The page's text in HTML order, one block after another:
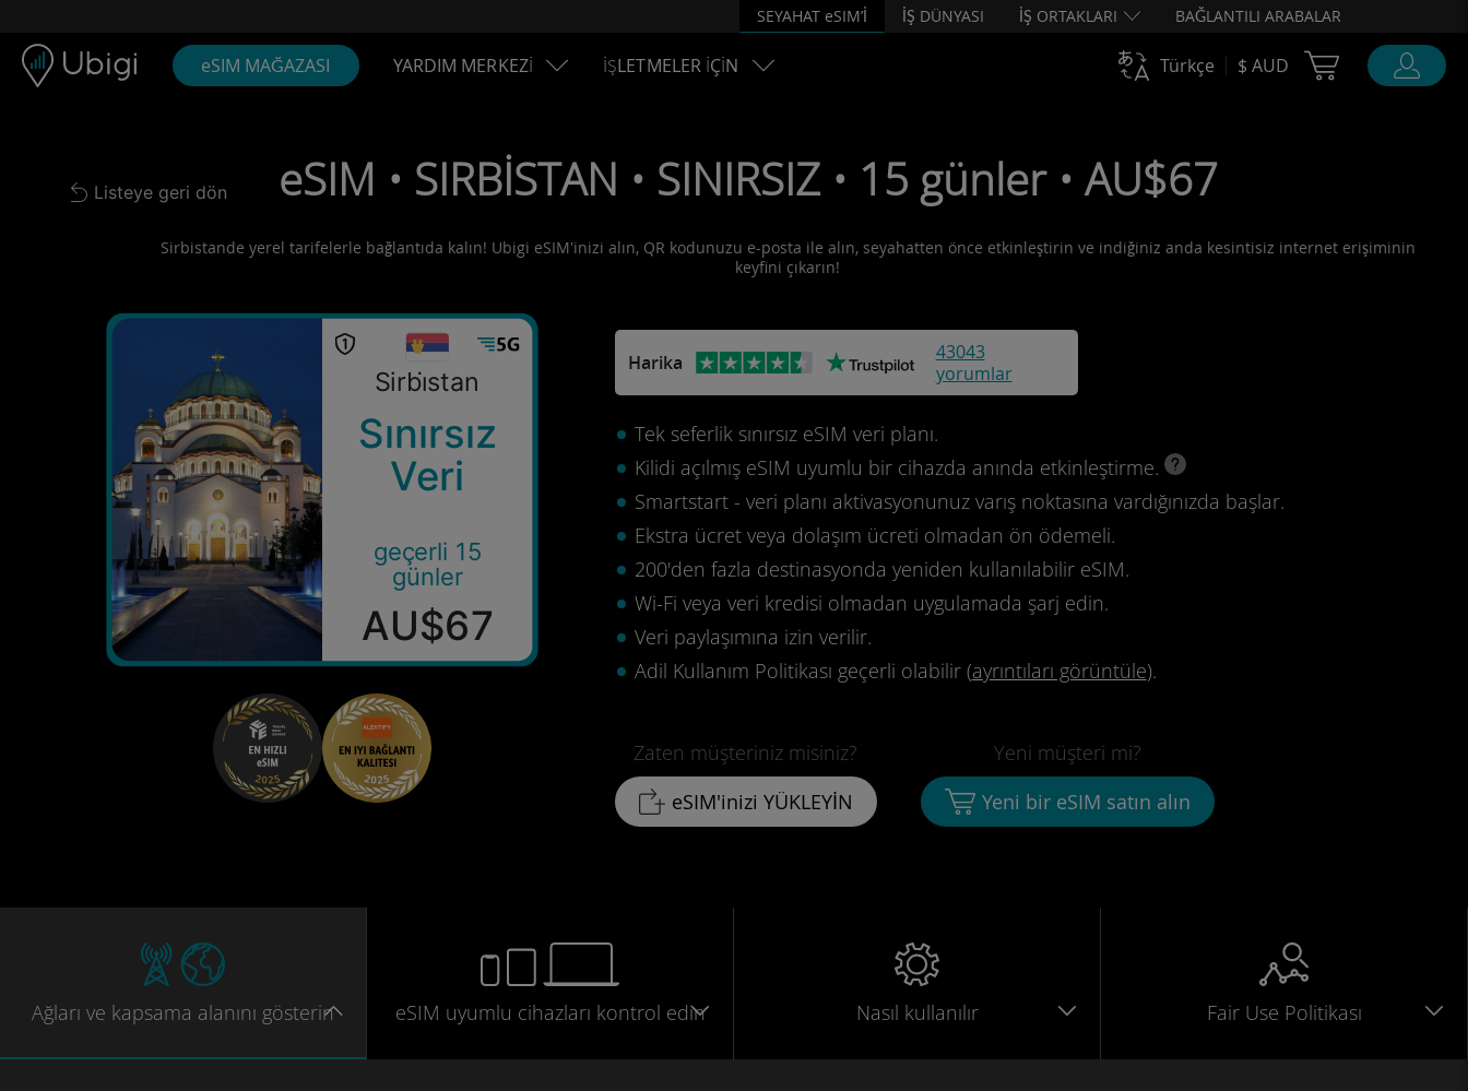
SEYAHAT eSIM’İ İŞ DÜNYASI İŞ ORTAKLARI BAĞLANTILI ARABALAR
eSIM MAĞAZASI YARDIM MERKEZİ İŞLETMELER İÇİN Türkçe $ AUD Cart Ubigi
Back to list
Listeye geri dön eSIM • SIRBİSTAN • SINIRSIZ • 15 günler • AU$67
Sirbistande yerel tarifelerle bağlantıda kalın! Ubigi eSIM'inizi alın, QR kodunuzu e-posta ile alın, seyahatten önce etkinleştirin ve indiğiniz anda kesintisiz internet erişiminin
keyfini çıkarın!
Sirbi̇stan
Sınırsız
Veri
geçerli 15
günler
AU$67
Harika
43043
yorumlar
Tek seferlik sınırsız eSIM veri planı.
Kilidi açılmış eSIM uyumlu bir cihazda anında etkinleştirme.
Smartstart - veri planı aktivasyonunuz varış noktasına vardığınızda başlar.
Ekstra ücret veya dolaşım ücreti olmadan ön ödemeli.
200'den fazla destinasyonda yeniden kullanılabilir eSIM.
Wi-Fi veya veri kredisi olmadan uygulamada şarj edin.
Veri paylaşımına izin verilir.
Adil Kullanım Politikası geçerli olabilir (ayrıntıları görüntüle).
Zaten müşteriniz misiniz?
eSIM'inizi YÜKLEYİN
Yeni müşteri mi?
Yeni bir eSIM satın alın
Ağları ve kapsama alanını gösterin eSIM uyumlu cihazları kontrol edin Nasıl kullanılır Fair Use Politikası